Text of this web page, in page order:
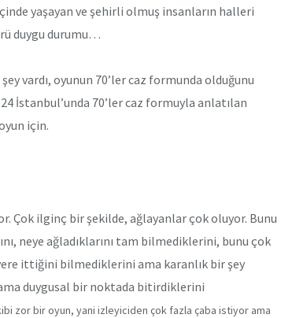
yaşayan ve şehirli olmuş insanların halleri
duygu durumu…
vardı, oyunun 70’ler caz formunda olduğunu
İstanbul’unda 70’ler caz formuyla anlatılan
için.
Çok ilginç bir şekilde, ağlayanlar çok oluyor. Bunu
neye ağladıklarını tam bilmediklerini, bunu çok
ittiğini bilmediklerini ama karanlık bir şey
duygusal bir noktada bitirdiklerini
zor bir oyun, yani izleyiciden çok fazla çaba istiyor ama